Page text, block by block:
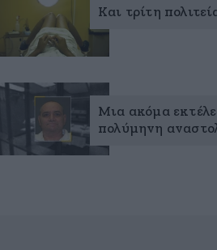
Και τρίτη
Μια ακόμα
πολύμηνη